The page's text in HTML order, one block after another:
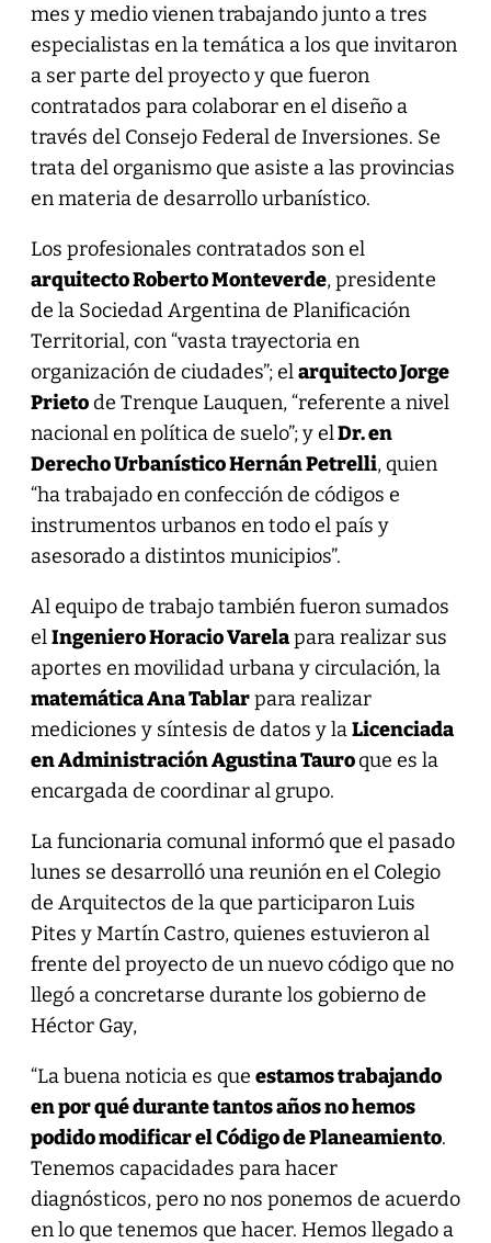
mes y medio vienen trabajando junto a tres
especialistas en la temática a los que invitaron
a ser parte del proyecto y que fueron
contratados para colaborar en el diseño a
través del Consejo Federal de Inversiones. Se
trata del organismo que asiste a las provincias
en materia de desarrollo urbanístico.
Los profesionales contratados son el
arquitecto Roberto Monteverde, presidente
de la Sociedad Argentina de Planificación
Territorial, con “vasta trayectoria en
organización de ciudades”; elarquitecto Jorge
Prietode Trenque Lauquen, “referente a nivel
nacional en política de suelo”; y elDr. en
Derecho Urbanístico Hernán Petrelli, quien
“ha trabajado en confección de códigos e
instrumentos urbanos en todo el país y
asesorado a distintos municipios”.
Al equipo de trabajo también fueron sumados
elIngeniero Horacio Varelapara realizar sus
aportes en movilidad urbana y circulación, la
matemática Ana Tablarpara realizar
mediciones y síntesis de datos y laLicenciada
en Administración Agustina Tauroque es la
encargada de coordinar al grupo.
La funcionaria comunal informó que el pasado
lunes se desarrolló una reunión en el Colegio
de Arquitectos de la que participaron Luis
Pites y Martín Castro, quienes estuvieron al
frente del proyecto de un nuevo código que no
llegó a concretarse durante los gobierno de
Héctor Gay,
“La buena noticia es que estamos trabajando
en por qué durante tantos años no hemos
podido modificar el Código de Planeamiento.
Tenemos capacidades para hacer
diagnósticos, pero no nos ponemos de acuerdo
en lo que tenemos que hacer. Hemos llegado a